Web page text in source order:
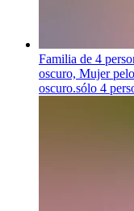
Familia de 4
oscuro, Mujer
oscuro.sólo 4